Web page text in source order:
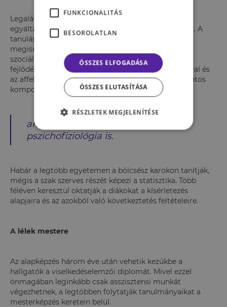
Legalább öt év munkája szükséges ahhoz, hogy
egyáltalán pszichológusnak nevezhessük magunkat. A
tanulás azonban sosem ér véget. A három év alatt
megismerkedhetünk a pszichológia alapjaival: a
szociálpszichológiával, a kognitív pszichológiával, a
fejlődéspszichológiával, a személyiségpszichológiával és
az affektív pszichológiával. Emellett ugyanakkor fontos
komponense a képzésnek az
anatómia, a neurológia és a
pszichofiziológia is.
Habár a legtöbb egyetemen a bölcsész karokon tanítják,
mégis a szak szerves részét képezi a statisztika. Több
féléven keresztül oktatják a diákokat a kísérletezés
alapjaira és az azokból való következtetés feltételeire.
A lélek mestere
Az alapképzés három éve után vehetik kezükbe a
hallgatók a viselkedéselemzői diplomát. Mivel ezzel
önmagában leginkább csak asszisztensi munkát
végezhetnek, a legtöbben folytatják tanulmányaikat a
mesterképzés keretein belül.
FUNKCIONALITÁS
BESOROLATLAN
ÖSSZES ELFOGADÁSA
ÖSSZES ELUTASÍTÁSA
RÉSZLETEK MEGJELENÍTÉSE